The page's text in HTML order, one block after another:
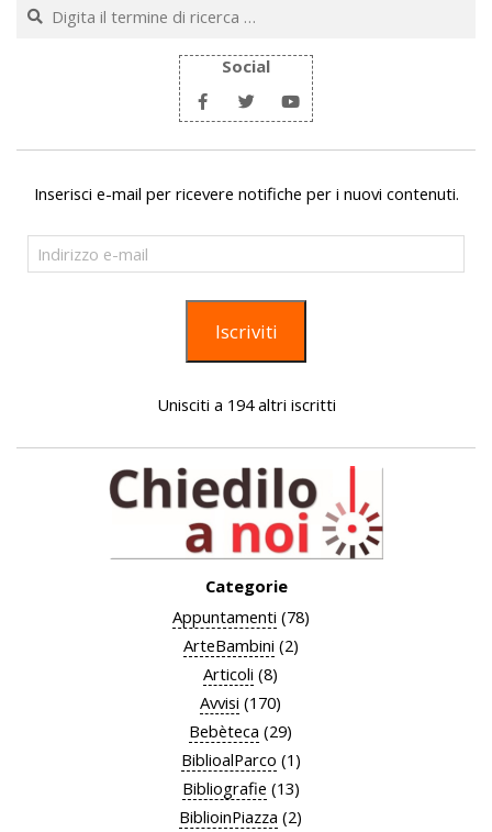
Social
Inserisci e-mail per ricevere notifiche per i nuovi contenuti.
Indirizzo
e-
Iscriviti
Unisciti a 194 altri iscritti
Categorie
Appuntamenti (78)
ArteBambini (2)
Articoli (8)
Avvisi (170)
Bebèteca (29)
BiblioalParco (1)
Bibliografie (13)
BiblioinPiazza (2)